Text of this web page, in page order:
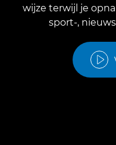
wijze terwijl je
sport-,